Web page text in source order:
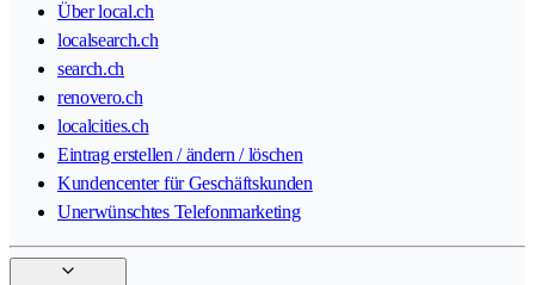
Über local.ch
localsearch.ch
search.ch
renovero.ch
localcities.ch
Eintrag erstellen / ändern / löschen
Kundencenter für Geschäftskunden
Unerwünschtes Telefonmarketing